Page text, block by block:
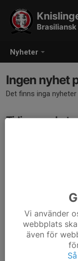
Nyheter
Ingen nyhet
Det finns inga nyheter
Tidigare nyheter
Det finns inga
Vi använder
webbplats
även för